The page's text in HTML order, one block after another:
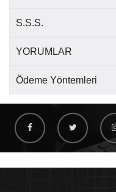
S.S.S.
YORUMLAR
Ödeme Yöntemleri